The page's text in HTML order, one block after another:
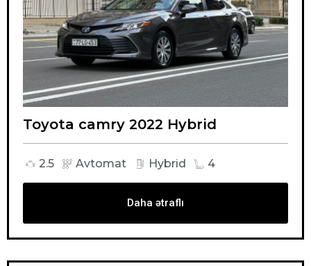
Toyota camry 2022 Hybrid
2.5 Avtomat Hybrid 4
Daha ətraflı